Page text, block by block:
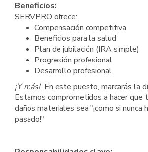
Beneficios:
SERVPRO ofrece:
Compensación competitiva
Beneficios para la salud
Plan de jubilación (IRA simple)
Progresión profesional
Desarrollo profesional
¡Y más!En este puesto, marcarás la
Estamos comprometidos a hacer que
daños materiales sea "¡como si nunca
pasado!"